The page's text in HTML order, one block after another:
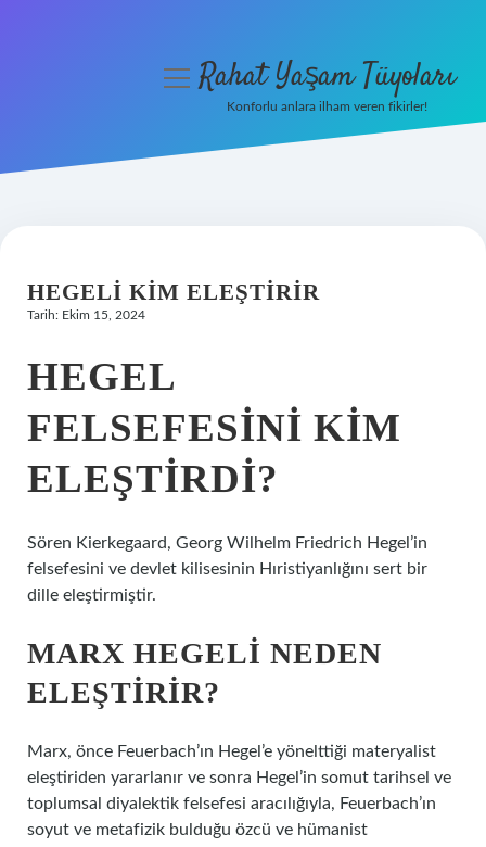
Hakkımızda
menüyüRahat Yaşam Tüyoları
Konforlu anlara ilham veren fikirler!
HEGELI KIM ELEŞTIRIR
Tarih: Ekim 15, 2024
HEGEL
FELSEFESINI KIM
ELEŞTIRDI?
Sören Kierkegaard, Georg Wilhelm Friedrich Hegel’in
felsefesini ve devlet kilisesinin Hıristiyanlığını sert bir
dille eleştirmiştir.
MARX HEGELI NEDEN
ELEŞTIRIR?
Marx, önce Feuerbach’ın Hegel’e yönelttiği materyalist
eleştiriden yararlanır ve sonra Hegel’in somut tarihsel ve
toplumsal diyalektik felsefesi aracılığıyla, Feuerbach’ın
soyut ve metafizik bulduğu özcü ve hümanist